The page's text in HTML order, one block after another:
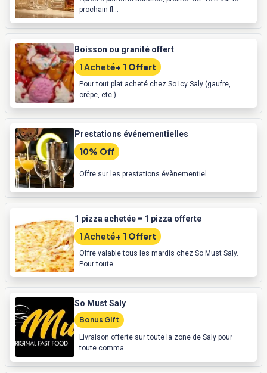
prochain fl...
Boisson ou granité offert
1 Acheté+ 1 Offert
Pour tout plat acheté chez So Icy Saly (gaufre,
crêpe, etc.)...
Prestations événementielles
10% Off
Offre sur les prestations évènementiel
1 pizza achetée = 1 pizza offerte
1 Acheté+ 1 Offert
Offre valable tous les mardis chez So Must Saly.
Pour toute...
So Must Saly
Bonus Gift
Livraison offerte sur toute la zone de Saly pour
toute comma...